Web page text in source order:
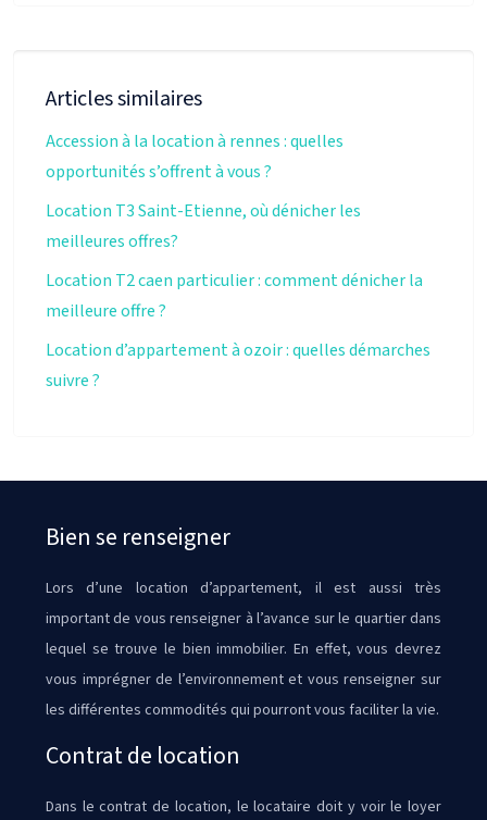
Articles similaires
Accession à la location à rennes : quelles
opportunités s’offrent à vous ?
Location T3 Saint-Etienne, où dénicher les
meilleures offres?
Location T2 caen particulier : comment dénicher la
meilleure offre ?
Location d’appartement à ozoir : quelles démarches
suivre ?
Bien se renseigner
Lors d’une location d’appartement, il est aussi très
important de vous renseigner à l’avance sur le quartier dans
lequel se trouve le bien immobilier. En effet, vous devrez
vous imprégner de l’environnement et vous renseigner sur
les différentes commodités qui pourront vous faciliter la vie.
Contrat de location
Dans le contrat de location, le locataire doit y voir le loyer